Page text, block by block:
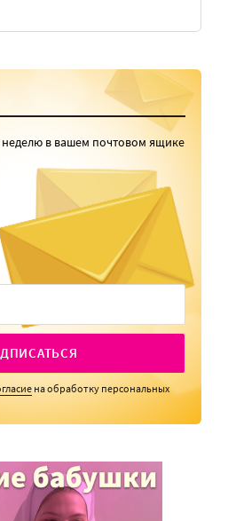
в вашем почтовом ящике
на обработку персональных